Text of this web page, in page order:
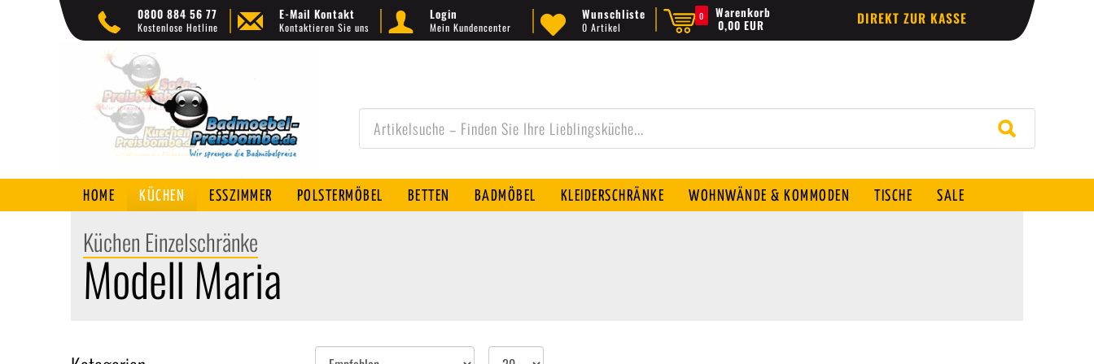
0800 884 56 77
Kostenlose Hotline
E-Mail Kontakt
Kontaktieren Sie uns
Login
Mein Kundencenter
Wunschliste
0 Artikel
Warenkorb
0,00 EUR
0 DIREKT ZUR KASSE
HOME KÜCHEN ESSZIMMER POLSTERMÖBEL BETTEN BADMÖBEL KLEIDERSCHRÄNKE WOHNWÄNDE & KOMMODEN TISCHE SALE
Küchen Einzelschränke
Modell Maria
Sortieren
Artikel